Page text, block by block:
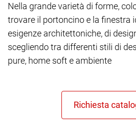
Nella grande varietà di forme,
trovare il portoncino e la finestra
esigenze architettoniche, di
scegliendo tra differenti stili di
pure, home soft e ambiente